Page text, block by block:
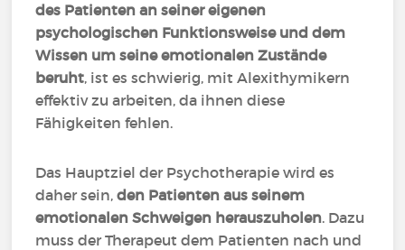
des Patienten an seiner eigenen
psychologischen Funktionsweise und dem
Wissen um seine emotionalen Zustände
beruht, ist es schwierig, mit Alexithymikern
effektiv zu arbeiten, da ihnen diese
Fähigkeiten fehlen.
Das Hauptziel der Psychotherapie wird es
daher sein,den Patienten aus seinem
emotionalen Schweigen herauszuholen. Dazu
muss der Therapeut dem Patienten nach und